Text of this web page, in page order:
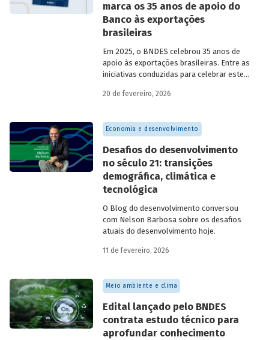
marca os 35 anos de apoio do
Banco às exportações
brasileiras
Em 2025, o BNDES celebrou 35 anos de
apoio às exportações brasileiras. Entre as
iniciativas conduzidas para celebrar este
quanto para a história do
Brasil, está o lançamento da publicação
“BNDES Exim: 35 anos de apoio às
20 de fevereiro, 2026
Economia e desenvolvimento
Desafios do desenvolvimento
no século 21: transições
demográfica, climática e
tecnológica
O Blog do desenvolvimento conversou
com Nelson Barbosa sobre os desafios
atuais do desenvolvimento hoje.
11 de fevereiro, 2026
Meio ambiente e clima
Edital lançado pelo BNDES
contrata estudo técnico para
aprofundar conhecimento